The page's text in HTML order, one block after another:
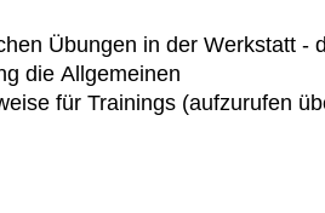
Übungen in der Werkstatt -
die Allgemeinen
für Trainings (aufzurufen